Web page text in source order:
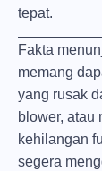
tepat.
Fakta
memang
yang rusak
blower, atau
kehilangan
segera